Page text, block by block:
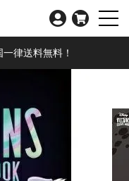
律送料無料！